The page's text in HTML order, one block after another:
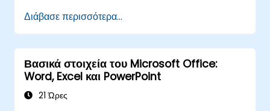
Διάβασε περισσότερα...
Βασικά στοιχεία του Microsoft Office:
Word, Excel και PowerPoint
21 Ώρες